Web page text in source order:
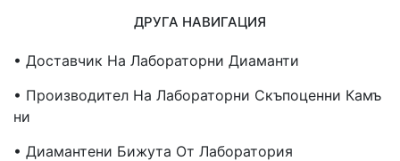
ДРУГА НАВИГАЦИЯ
• Доставчик На Лабораторни Диаманти
• Производител На Лабораторни Скъпоценни Камъ
Ни
• Диамантени Бижута От Лаборатория